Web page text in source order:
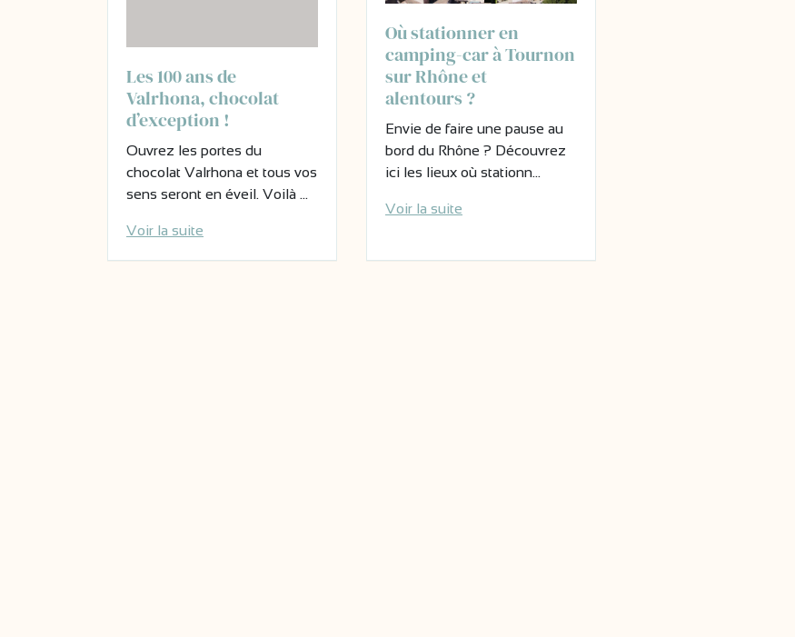
Les 100 ans de
Valrhona, chocolat
d’exception !
Ouvrez les portes du
chocolat Valrhona et tous vos
sens seront en éveil. Voilà …
Voir la suite
Où stationner en
camping-car à Tournon
sur Rhône et
alentours ?
Envie de faire une pause au
bord du Rhône ? Découvrez
ici les lieux où stationn…
Voir la suite